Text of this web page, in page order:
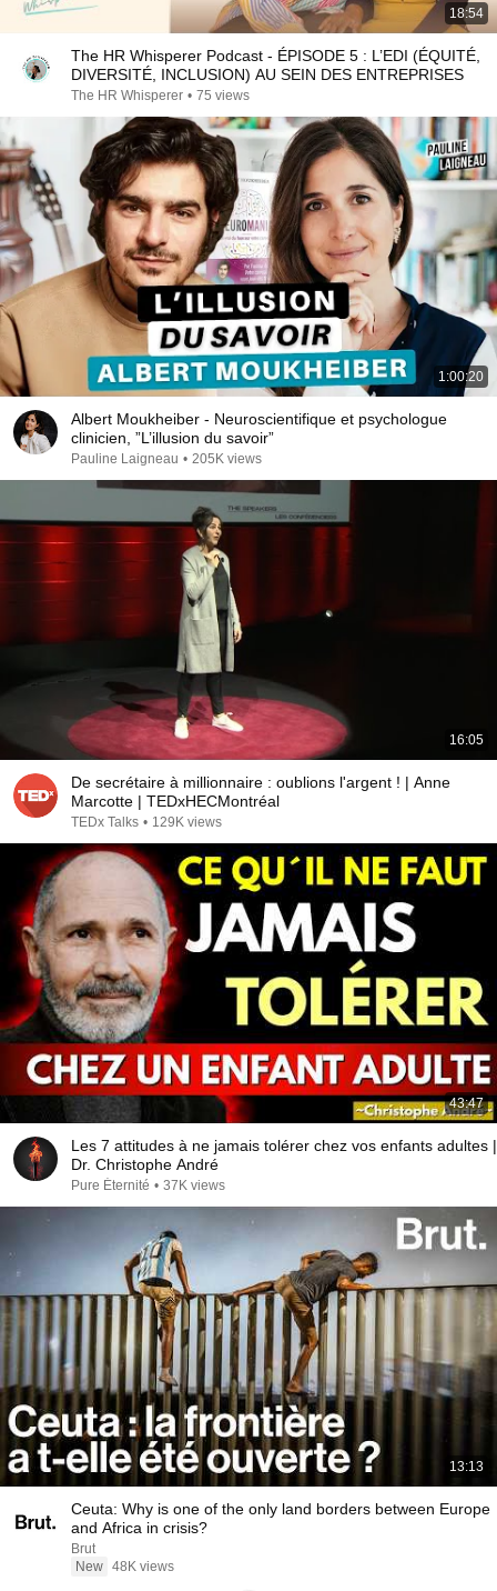
18:54
The HR Whisperer Podcast - ÉPISODE 5 : L’EDI (ÉQUITÉ,
DIVERSITÉ, INCLUSION) AU SEIN DES ENTREPRISES
The HR Whisperer • 75 views
1:00:20
Albert Moukheiber - Neuroscientifique et psychologue
clinicien, ”L’illusion du savoir”
Pauline Laigneau • 205K views
16:05
De secrétaire à millionnaire : oublions l'argent ! | Anne
Marcotte | TEDxHECMontréal
TEDx Talks • 129K views
43:47
Les 7 attitudes à ne jamais tolérer chez vos enfants adultes |
Dr. Christophe André
Pure Éternité • 37K views
13:13
Ceuta: Why is one of the only land borders between Europe
and Africa in crisis?
Brut
New 48K views